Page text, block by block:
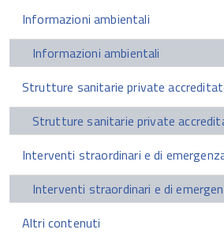
Informazioni ambientali
Informazioni ambientali
Strutture sanitarie private
Strutture sanitarie private
Interventi straordinari e di
Interventi straordinari e di
Altri contenuti